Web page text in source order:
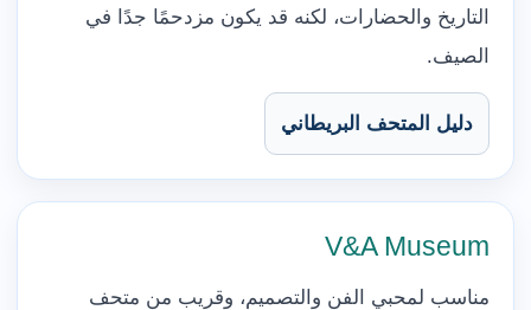
التاريخ والحضارات، لكنه قد يكون مزدحمًا جدًا في
الصيف.
دليل المتحف البريطاني
V&A Museum
مناسب لمحبي الفن والتصميم، وقريب من متحف